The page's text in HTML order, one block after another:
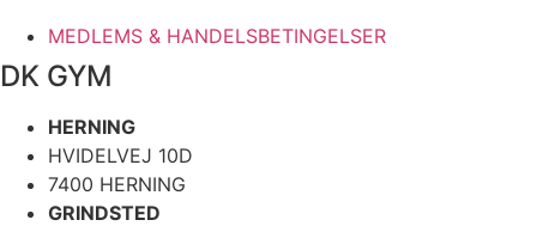
MEDLEMS & HANDELSBETINGELSER
DK GYM
HERNING
HVIDELVEJ 10D
7400 HERNING
GRINDSTED